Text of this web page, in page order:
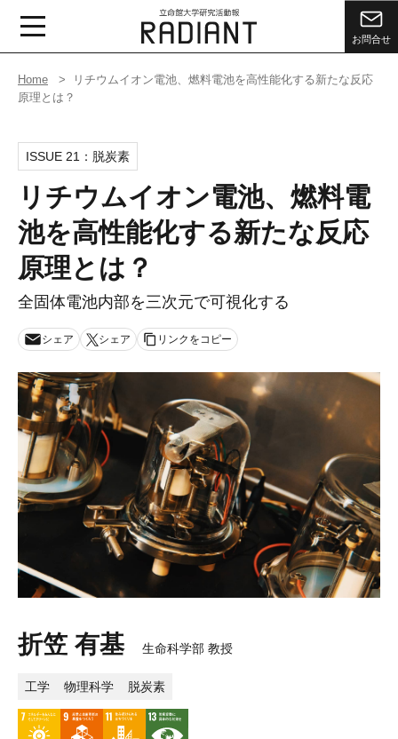
お問合せ
Home
リチウムイオン電池、燃料電池を高性能化する新たな反応
原理とは？
ISSUE 21： 脱炭素
リチウムイオン電池、燃料電
池を高性能化する新たな反応
原理とは？
全固体電池内部を三次元で可視化する
シェア シェア リンクをコピー
折笠 有基 生命科学部 教授
工学 物理科学 脱炭素